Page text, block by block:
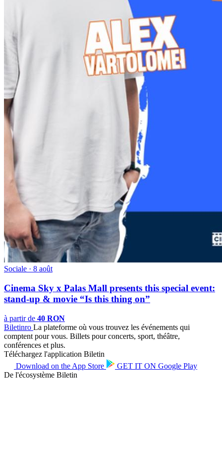
Sociale · 8 août
Cinema Sky x Palas Mall presents this special event:
stand-up & movie “Is this thing on”
à partir de 40 RON
Biletinro La plateforme où vous trouvez les événements qui
comptent pour vous. Billets pour concerts, sport, théâtre,
conférences et plus.
Téléchargez l'application Biletin
Download on the App Store GET IT ON Google Play
De l'écosystème Biletin